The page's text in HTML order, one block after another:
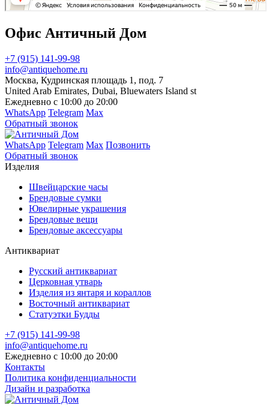
Офис Античный Дом
+7 (915) 141-99-98
info@antiquehome.ru
Москва, Кудринская площадь 1, под. 7
United Arab Emirates, Dubai, Bluewaters Island st
Ежедневно с 10:00 до 20:00
WhatsApp Telegram Max
Обратный звонок
WhatsApp Telegram Max Позвонить
Обратный звонок
Изделия
Швейцарские часы
Брендовые сумки
Ювелирные украшения
Брендовые вещи
Брендовые аксессуары
Антиквариат
Русский антиквариат
Церковная утварь
Изделия из янтаря и кораллов
Восточный антиквариат
Статуэтки Будды
+7 (915) 141-99-98
info@antiquehome.ru
Ежедневно с 10:00 до 20:00
Контакты
Политика конфиденциальности
Дизайн и разработка